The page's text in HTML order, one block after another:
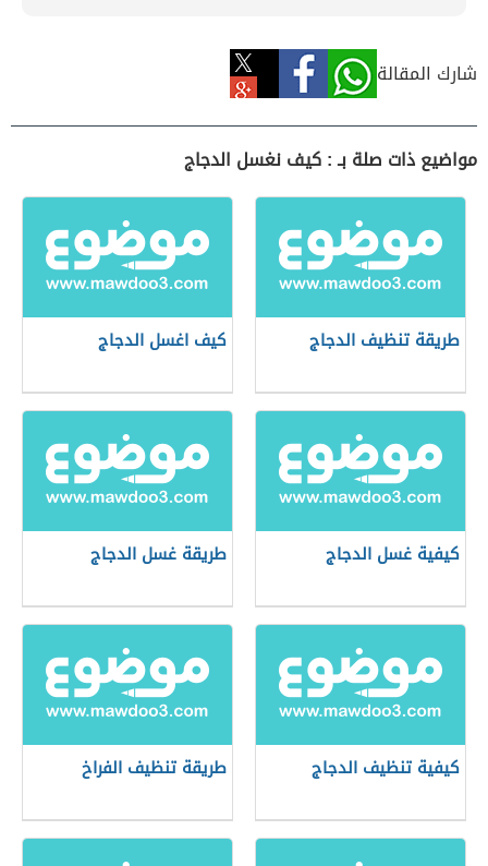
شارك المقالة
مواضيع ذات صلة بـ : كيف نغسل الدجاج
طريقة تنظيف الدجاج كيف اغسل الدجاج
كيفية غسل الدجاج طريقة غسل الدجاج
كيفية تنظيف الدجاج طريقة تنظيف الفراخ